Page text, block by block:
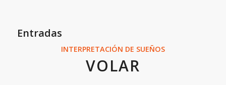
Entradas
INTERPRETACIÓN DE SUEÑOS
VOLAR